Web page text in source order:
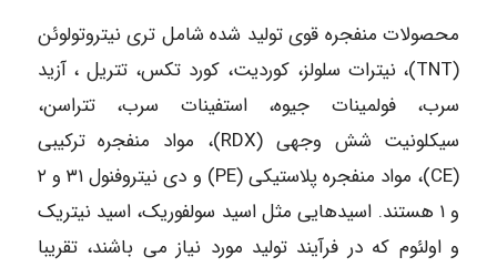
محصولات منفجره قوی تولید شده شامل تری نیتروتولوئن
(TNT)، نیترات سلولز، کوردیت، کورد تکس، تتریل ، آزید
سرب، فولمینات جيوه، استفینات سرب، تتراسن،
سیکلونیت شش وجهی (RDX)، مواد منفجره ترکیبی
(CE)، مواد منفجره پلاستیکی (PE) و دی نیتروفنول ۳۱ و ۲
و ۱ هستند. اسیدهایی مثل اسید سولفوریک، اسید نیتریک
و اولئوم که در فرآیند تولید مورد نیاز می باشند، تقریبا